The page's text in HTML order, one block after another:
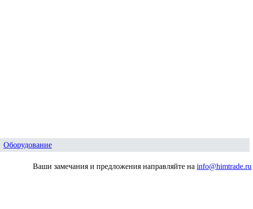
Оборудование
Ваши замечания и предложения направляйте на info@himtrade.ru